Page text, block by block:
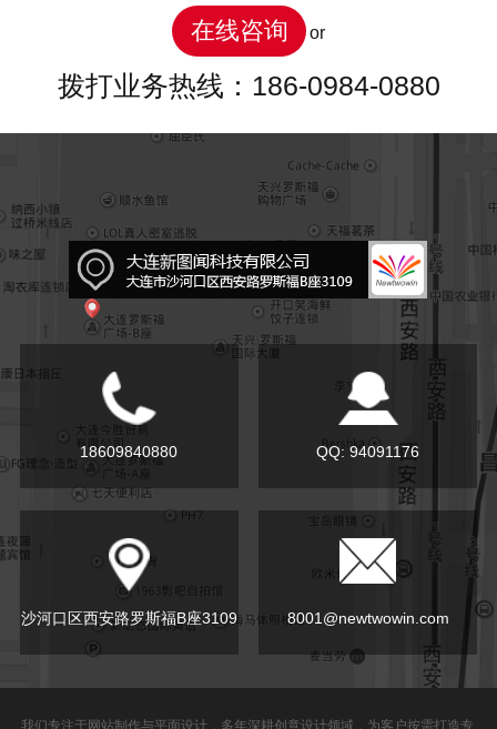
在线咨询 or
拨打业务热线：186-0984-0880
18609840880 QQ: 94091176
沙河口区西安路罗斯福B座3109 8001@newtwowin.com
我们专注于网站制作与平面设计，多年深耕创意设计领域，为客户按需打造专